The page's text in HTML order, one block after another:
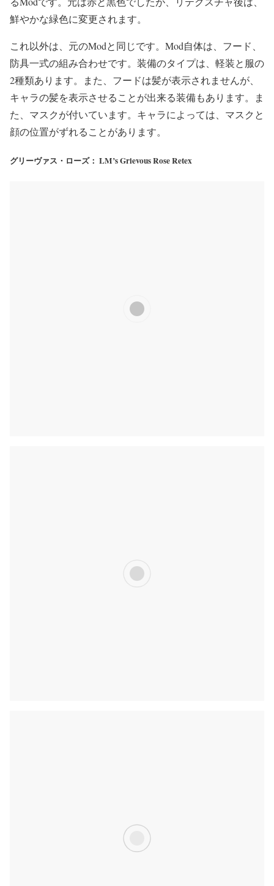
鮮やかな緑色に変更されます。
これ以外は、元のModと同じです。Mod自体は、フード、
防具一式の組み合わせです。装備のタイプは、軽装と服の
2種類あります。また、フードは髪が表示されませんが、
キャラの髪を表示させることが出来る装備もあります。ま
た、マスクが付いています。キャラによっては、マスクと
顔の位置がずれることがあります。
グリーヴァス・ローズ： LM’s Grievous Rose Retex